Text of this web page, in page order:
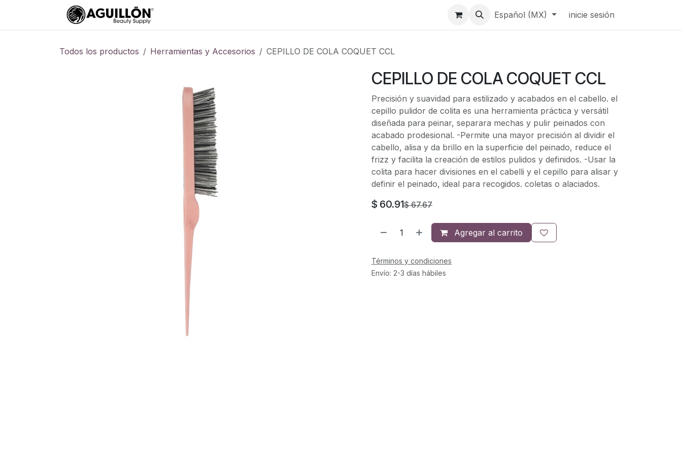
Español (MX) inicie sesión
Todos los productos Herramientas y Accesorios CEPILLO DE COLA COQUET CCL
CEPILLO DE COLA COQUET CCL
Precisión y suavidad para estilizado y acabados en el cabello. el
cepillo pulidor de colita es una herramienta práctica y versátil
diseñada para peinar, separara mechas y pulir peinados con
acabado prodesional. -Permite una mayor precisión al dividir el
cabello, alisa y da brillo en la superficie del peinado, reduce el
frizz y facilita la creación de estilos pulidos y definidos. -Usar la
colita para hacer divisiones en el cabelli y el cepillo para alisar y
definir el peinado, ideal para recogidos. coletas o alaciados.
$ 60.91$67.67
Agregar al carrito
Términos y condiciones
Envío: 2-3 días hábiles